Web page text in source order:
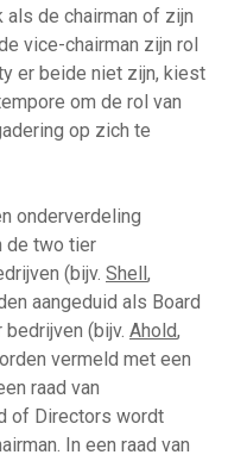
als de chairman of zijn
vice-chairman zijn rol
er beide niet zijn, kiest
om de rol van
op zich te
onderverdeling
de two tier
(bijv. Shell,
aangeduid als Board
(bijv. Ahold,
vermeld met een
raad van
of Directors wordt
In een raad van